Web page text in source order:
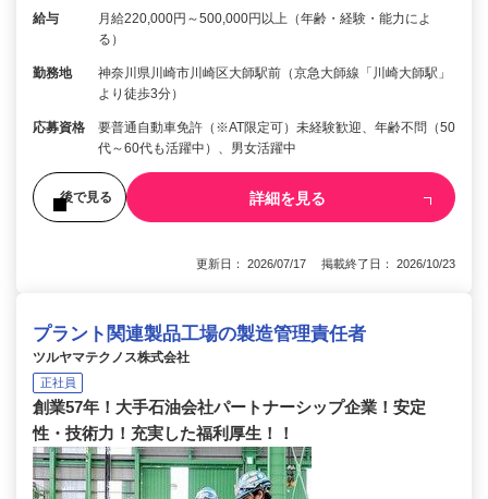
給与
月給220,000円～500,000円以上（年齢・経験・能力によ
る）
勤務地
神奈川県川崎市川崎区大師駅前（京急大師線「川崎大師駅」
より徒歩3分）
応募資格
要普通自動車免許（※AT限定可）未経験歓迎、年齢不問（50
代～60代も活躍中）、男女活躍中
後で見る 詳細を見る
更新日： 2026/07/17 掲載終了日： 2026/10/23
プラント関連製品工場の製造管理責任者
ツルヤマテクノス株式会社
正社員
創業57年！大手石油会社パートナーシップ企業！安定
性・技術力！充実した福利厚生！！